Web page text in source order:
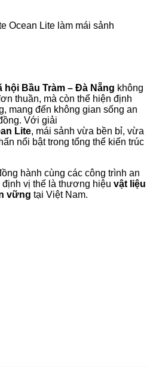
hội Bầu Tràm – Đà Nẵng không
thuần, mà còn thể hiện định
mang đến không gian sống an
Với giải
Lite, mái sảnh vừa bền bỉ, vừa
nổi bật trong tổng thể kiến trúc
hành cùng các công trình an
vị thế là thương hiệu vật liệu
vững tại Việt Nam.